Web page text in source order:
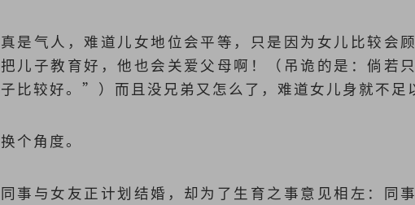
真是气人，难道儿女地位会平等，只是因为女儿比较会
把儿子教育好，他也会关爱父母啊！（吊诡的是：倘若
子比较好。”）而且没兄弟又怎么了，难道女儿身就不足
换个角度。
同事与女友正计划结婚，却为了生育之事意见相左：同